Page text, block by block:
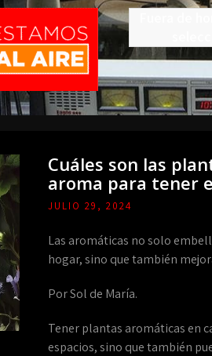
Cuáles son las
aroma para tener
JULIO 29, 2024
Las aromáticas no solo
hogar, sino que también
Por Sol de María.
Tener plantas aromáticas en
espacios, sino que también